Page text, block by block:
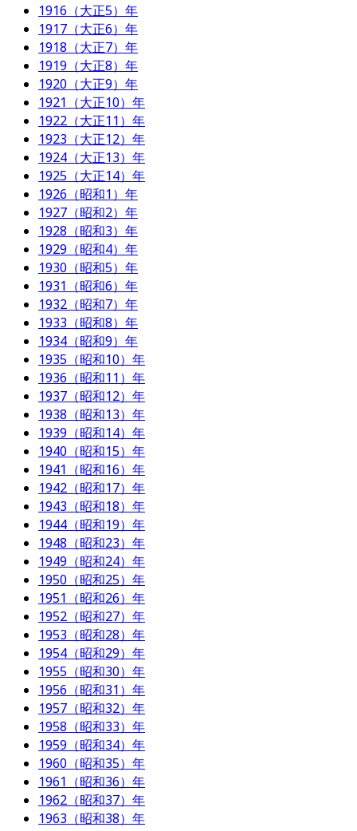
1916（大正5）年
1917（大正6）年
1918（大正7）年
1919（大正8）年
1920（大正9）年
1921（大正10）年
1922（大正11）年
1923（大正12）年
1924（大正13）年
1925（大正14）年
1926（昭和1）年
1927（昭和2）年
1928（昭和3）年
1929（昭和4）年
1930（昭和5）年
1931（昭和6）年
1932（昭和7）年
1933（昭和8）年
1934（昭和9）年
1935（昭和10）年
1936（昭和11）年
1937（昭和12）年
1938（昭和13）年
1939（昭和14）年
1940（昭和15）年
1941（昭和16）年
1942（昭和17）年
1943（昭和18）年
1944（昭和19）年
1948（昭和23）年
1949（昭和24）年
1950（昭和25）年
1951（昭和26）年
1952（昭和27）年
1953（昭和28）年
1954（昭和29）年
1955（昭和30）年
1956（昭和31）年
1957（昭和32）年
1958（昭和33）年
1959（昭和34）年
1960（昭和35）年
1961（昭和36）年
1962（昭和37）年
1963（昭和38）年